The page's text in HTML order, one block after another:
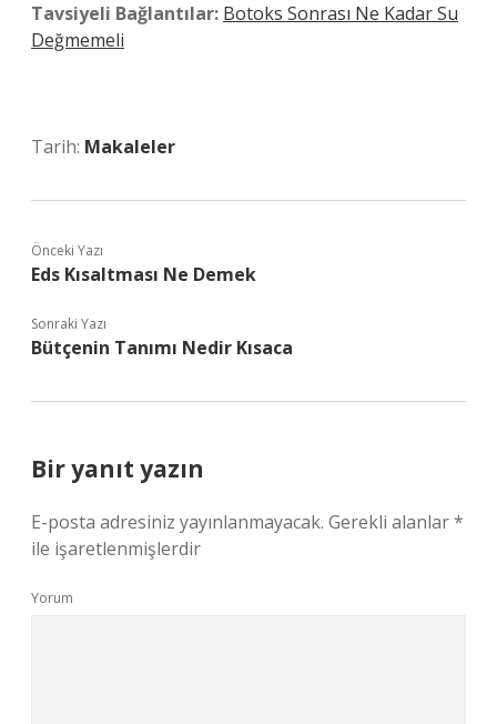
Tavsiyeli Bağlantılar: Botoks Sonrası Ne Kadar Su
Değmemeli
Tarih: Makaleler
Önceki Yazı
Eds Kısaltması Ne Demek
Sonraki Yazı
Bütçenin Tanımı Nedir Kısaca
Bir yanıt yazın
E-posta adresiniz yayınlanmayacak. Gerekli alanlar*
ile işaretlenmişlerdir
Yorum